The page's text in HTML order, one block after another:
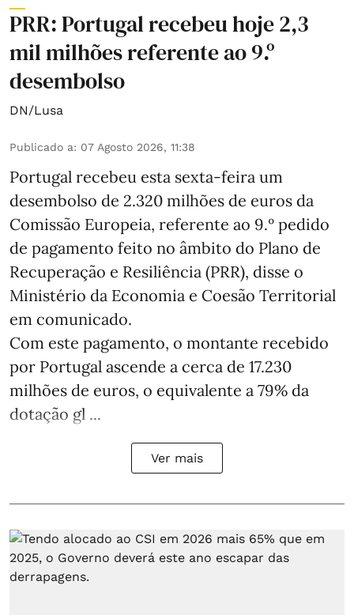
PRR: Portugal recebeu hoje 2,3
mil milhões referente ao 9.º
desembolso
DN/Lusa
Publicado a: 07 Agosto 2026, 11:38
Portugal recebeu esta sexta-feira um
desembolso de 2.320 milhões de euros da
Comissão Europeia, referente ao 9.º pedido
de pagamento feito no âmbito do Plano de
Recuperação e Resiliência (PRR), disse o
Ministério da Economia e Coesão Territorial
em comunicado.
Com este pagamento, o montante recebido
por Portugal ascende a cerca de 17.230
milhões de euros, o equivalente a 79% da
dotação gl ...
Ver mais